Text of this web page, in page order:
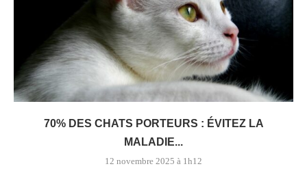
70% DES CHATS PORTEURS : ÉVITEZ LA
MALADIE...
12 novembre 2025 à 1h12